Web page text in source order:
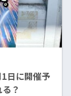
日に開催予
？